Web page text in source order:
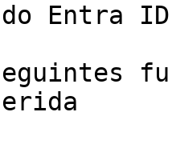
do Entra ID